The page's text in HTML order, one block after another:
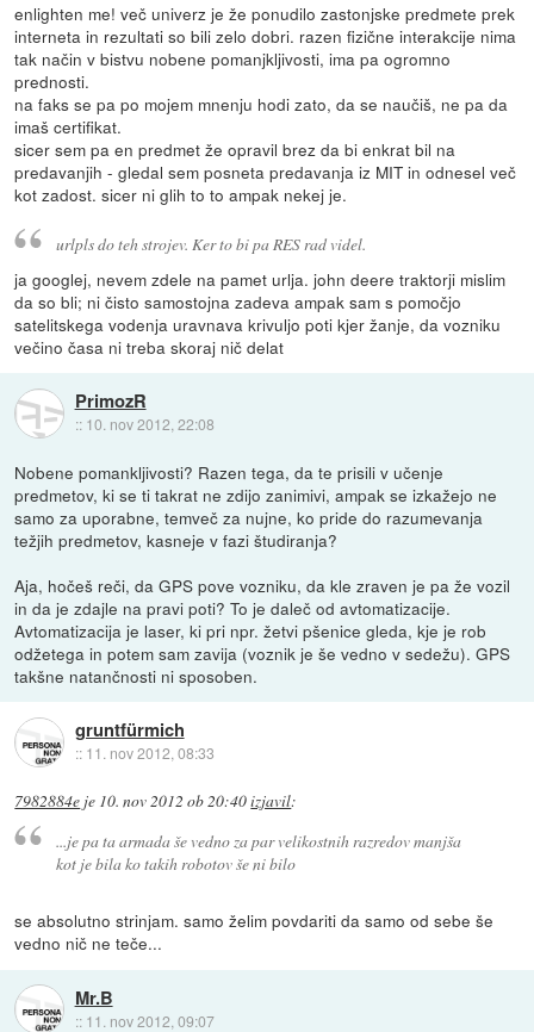
enlighten me! več univerz je že ponudilo zastonjske predmete prek
interneta in rezultati so bili zelo dobri. razen fizične interakcije nima
tak način v bistvu nobene pomanjkljivosti, ima pa ogromno
prednosti.
na faks se pa po mojem mnenju hodi zato, da se naučiš, ne pa da
imaš certifikat.
sicer sem pa en predmet že opravil brez da bi enkrat bil na
predavanjih - gledal sem posneta predavanja iz MIT in odnesel več
kot zadost. sicer ni glih to to ampak nekej je.
urlpls do teh strojev. Ker to bi pa RES rad videl.
ja googlej, nevem zdele na pamet urlja. john deere traktorji mislim
da so bli; ni čisto samostojna zadeva ampak sam s pomočjo
satelitskega vodenja uravnava krivuljo poti kjer žanje, da vozniku
večino časa ni treba skoraj nič delat
PrimozR
:: 10. nov 2012, 22:08
Nobene pomankljivosti? Razen tega, da te prisili v učenje
predmetov, ki se ti takrat ne zdijo zanimivi, ampak se izkažejo ne
samo za uporabne, temveč za nujne, ko pride do razumevanja
težjih predmetov, kasneje v fazi študiranja?
Aja, hočeš reči, da GPS pove vozniku, da kle zraven je pa že vozil
in da je zdajle na pravi poti? To je daleč od avtomatizacije.
Avtomatizacija je laser, ki pri npr. žetvi pšenice gleda, kje je rob
odžetega in potem sam zavija (voznik je še vedno v sedežu). GPS
takšne natančnosti ni sposoben.
gruntfürmich
:: 11. nov 2012, 08:33
7982884e je 10. nov 2012 ob 20:40izjavil:
...je pa ta armada še vedno za par velikostnih razredov manjša
kot je bila ko takih robotov še ni bilo
se absolutno strinjam. samo želim povdariti da samo od sebe še
vedno nič ne teče...
Mr.B
:: 11. nov 2012, 09:07